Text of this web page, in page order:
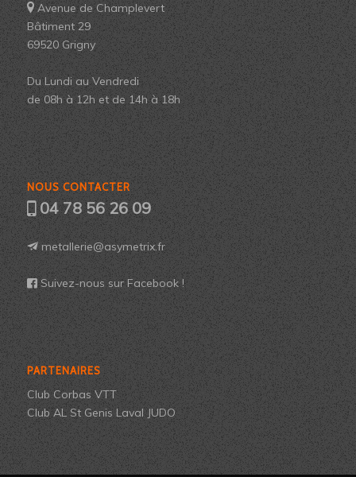
Avenue de Champlevert
Bâtiment 29
69520 Grigny
Du Lundi au Vendredi
de 08h à 12h et de 14h à 18h
NOUS CONTACTER
04 78 56 26 09
metallerie@asymetrix.fr
Suivez-nous sur Facebook !
PARTENAIRES
Club Corbas VTT
Club AL St Genis Laval JUDO